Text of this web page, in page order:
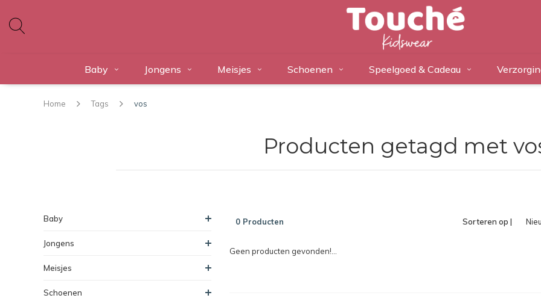
Baby Jongens Meisjes Schoenen Speelgoed & Cadeau
Home Tags vos
Producten getagd met
Baby
Jongens
Meisjes
Schoenen
0 Producten Sorteren op |
Geen producten gevonden!...